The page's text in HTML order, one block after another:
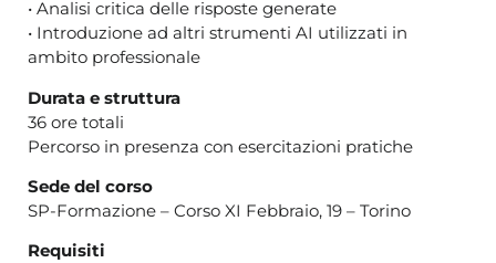
• Analisi critica delle risposte generate
• Introduzione ad altri strumenti AI utilizzati in
ambito professionale
Durata e struttura
36 ore totali
Percorso in presenza con esercitazioni pratiche
Sede del corso
SP-Formazione – Corso XI Febbraio, 19 – Torino
Requisiti